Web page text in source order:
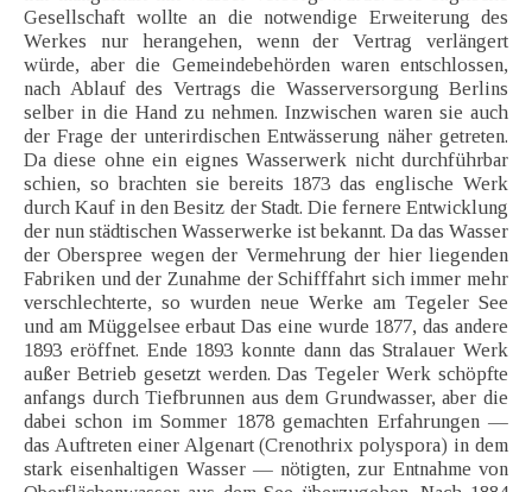
Gesellschaft wollte an die notwendige Erweiterung des
Werkes nur herangehen, wenn der Vertrag verlängert
würde, aber die Gemeindebehörden waren entschlossen,
nach Ablauf des Vertrags die Wasserversorgung Berlins
selber in die Hand zu nehmen. Inzwischen waren sie auch
der Frage der unterirdischen Entwässerung näher getreten.
Da diese ohne ein eignes Wasserwerk nicht durchführbar
schien, so brachten sie bereits 1873 das englische Werk
durch Kauf in den Besitz der Stadt. Die fernere Entwicklung
der nun städtischen Wasserwerke ist bekannt. Da das Wasser
der Oberspree wegen der Vermehrung der hier liegenden
Fabriken und der Zunahme der Schifffahrt sich immer mehr
verschlechterte, so wurden neue Werke am Tegeler See
und am Müggelsee erbaut Das eine wurde 1877, das andere
1893 eröffnet. Ende 1893 konnte dann das Stralauer Werk
außer Betrieb gesetzt werden. Das Tegeler Werk schöpfte
anfangs durch Tiefbrunnen aus dem Grundwasser, aber die
dabei schon im Sommer 1878 gemachten Erfahrungen —
das Auftreten einer Algenart (Crenothrix polyspora) in dem
stark eisenhaltigen Wasser — nötigten, zur Entnahme von